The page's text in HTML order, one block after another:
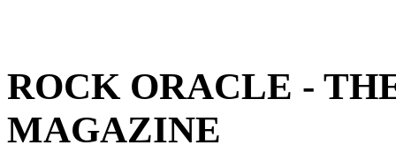
ROCK ORACLE -
MAGAZINE